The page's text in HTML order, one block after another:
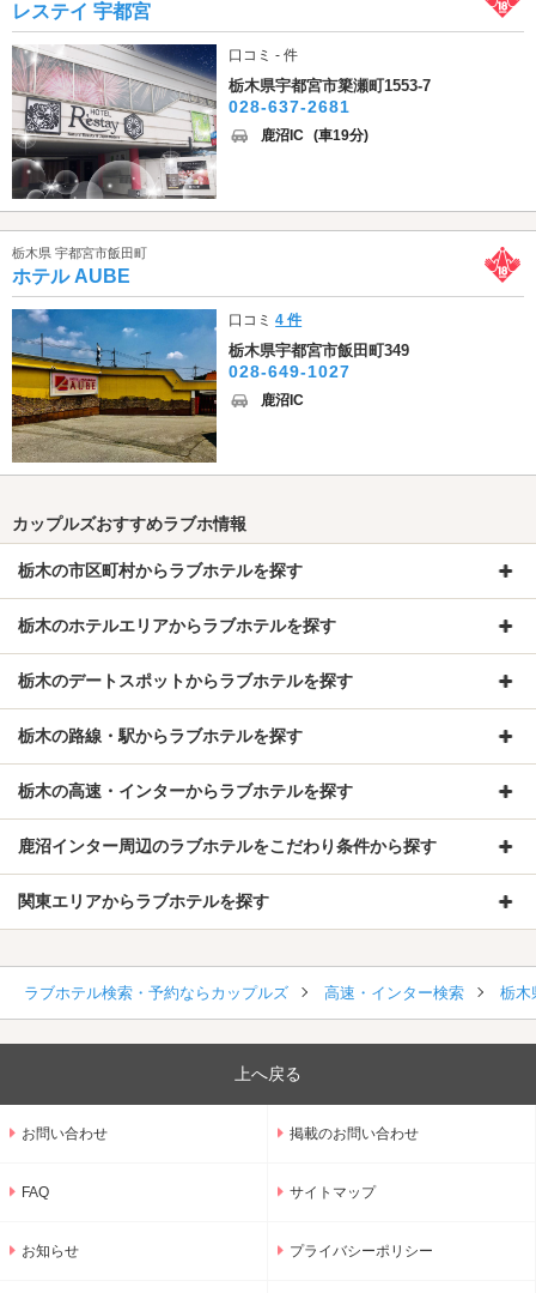
レステイ 宇都宮
口コミ - 件
栃木県宇都宮市簗瀬町1553-7
028-637-2681
鹿沼IC (車19分)
栃木県 宇都宮市飯田町
ホテル AUBE
口コミ4 件
栃木県宇都宮市飯田町349
028-649-1027
鹿沼IC
カップルズおすすめラブホ情報
栃木の市区町村からラブホテルを探す
栃木のホテルエリアからラブホテルを探す
栃木のデートスポットからラブホテルを探す
栃木の路線・駅からラブホテルを探す
栃木の高速・インターからラブホテルを探す
鹿沼インター周辺のラブホテルをこだわり条件から探す
関東エリアからラブホテルを探す
ラブホテル検索・予約ならカップルズ 高速・インター検索 栃木
上へ戻る
お問い合わせ 掲載のお問い合わせ
FAQ サイトマップ
お知らせ プライバシーポリシー